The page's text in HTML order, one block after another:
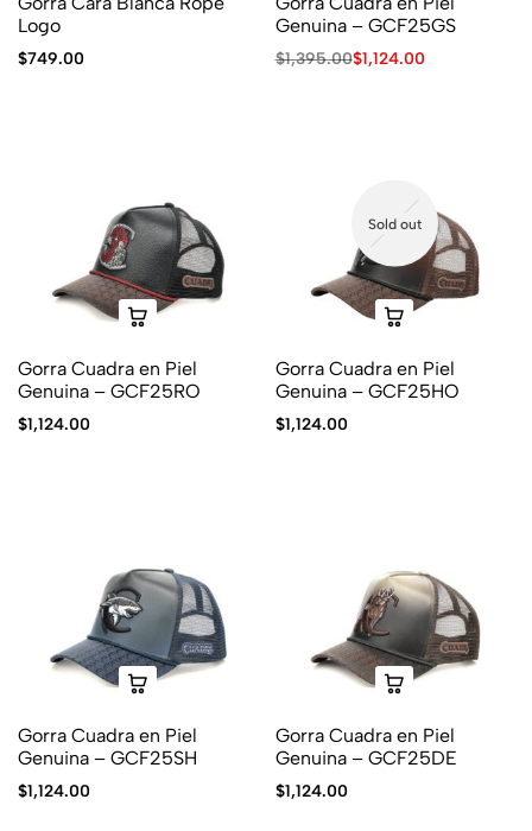
Logo
$749.00
Genuina – GCF25GS
$1,395.00$1,124.00
Gorra Cuadra en Piel
Genuina – GCF25RO
$1,124.00
Sold out
Gorra Cuadra en Piel
Genuina – GCF25HO
$1,124.00
Gorra Cuadra en Piel
Genuina – GCF25SH
$1,124.00
Gorra Cuadra en Piel
Genuina – GCF25DE
$1,124.00